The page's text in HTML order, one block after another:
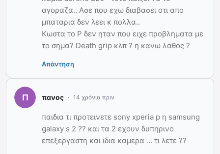
αγοραζα.. Ασε που εχω διαβασει οτι απο
μπαταρια δεν λεει κ πολλα..
Κωστα το P δεν ηταν που ειχε προβληματα με
το σημα? Death grip κλπ ? η κανω λαθος ?
Απάντηση
πανος 14 χρόνια πριν
παιδια τι προτεινετε sony xperia p η samsung
galaxy s 2 ?? και τα 2 εχουν δυπηρινο
επεξεργαστη και ιδια καμερα … τι λετε ??